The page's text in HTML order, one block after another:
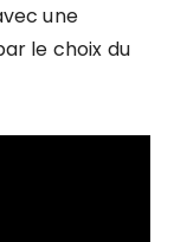
une
le choix du